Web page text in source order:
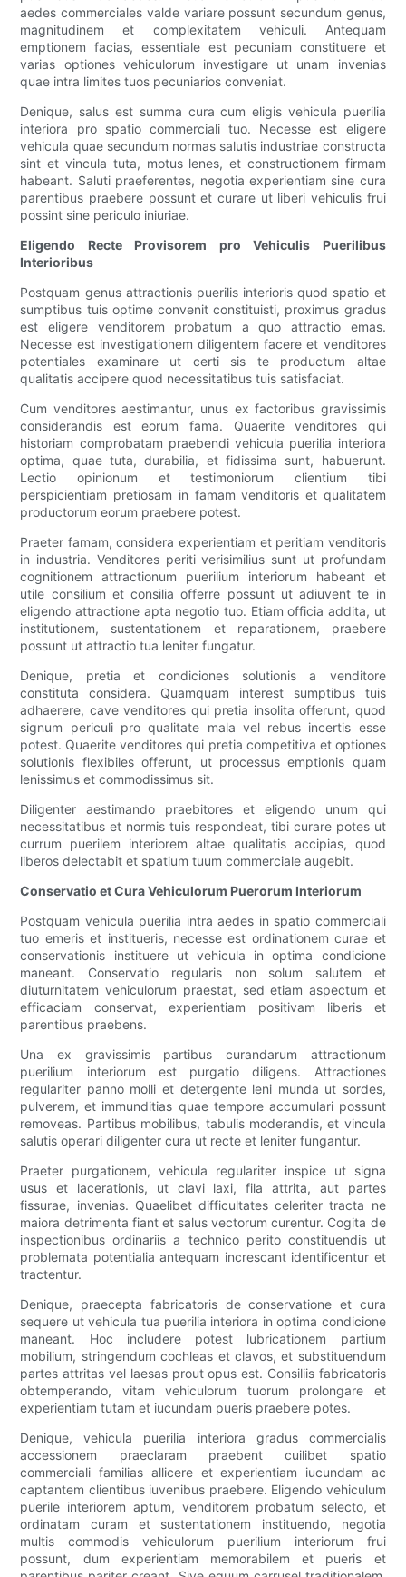
aedes commerciales valde variare possunt secundum genus,
magnitudinem et complexitatem vehiculi. Antequam
emptionem facias, essentiale est pecuniam constituere et
varias optiones vehiculorum investigare ut unam invenias
quae intra limites tuos pecuniarios conveniat.
Denique, salus est summa cura cum eligis vehicula puerilia
interiora pro spatio commerciali tuo. Necesse est eligere
vehicula quae secundum normas salutis industriae constructa
sint et vincula tuta, motus lenes, et constructionem firmam
habeant. Saluti praeferentes, negotia experientiam sine cura
parentibus praebere possunt et curare ut liberi vehiculis frui
possint sine periculo iniuriae.
Eligendo Recte Provisorem pro Vehiculis Puerilibus
Interioribus
Postquam genus attractionis puerilis interioris quod spatio et
sumptibus tuis optime convenit constituisti, proximus gradus
est eligere venditorem probatum a quo attractio emas.
Necesse est investigationem diligentem facere et venditores
potentiales examinare ut certi sis te productum altae
qualitatis accipere quod necessitatibus tuis satisfaciat.
Cum venditores aestimantur, unus ex factoribus gravissimis
considerandis est eorum fama. Quaerite venditores qui
historiam comprobatam praebendi vehicula puerilia interiora
optima, quae tuta, durabilia, et fidissima sunt, habuerunt.
Lectio opinionum et testimoniorum clientium tibi
perspicientiam pretiosam in famam venditoris et qualitatem
productorum eorum praebere potest.
Praeter famam, considera experientiam et peritiam venditoris
in industria. Venditores periti verisimilius sunt ut profundam
cognitionem attractionum puerilium interiorum habeant et
utile consilium et consilia offerre possunt ut adiuvent te in
eligendo attractione apta negotio tuo. Etiam officia addita, ut
institutionem, sustentationem et reparationem, praebere
possunt ut attractio tua leniter fungatur.
Denique, pretia et condiciones solutionis a venditore
constituta considera. Quamquam interest sumptibus tuis
adhaerere, cave venditores qui pretia insolita offerunt, quod
signum periculi pro qualitate mala vel rebus incertis esse
potest. Quaerite venditores qui pretia competitiva et optiones
solutionis flexibiles offerunt, ut processus emptionis quam
lenissimus et commodissimus sit.
Diligenter aestimando praebitores et eligendo unum qui
necessitatibus et normis tuis respondeat, tibi curare potes ut
currum puerilem interiorem altae qualitatis accipias, quod
liberos delectabit et spatium tuum commerciale augebit.
Conservatio et Cura Vehiculorum Puerorum Interiorum
Postquam vehicula puerilia intra aedes in spatio commerciali
tuo emeris et institueris, necesse est ordinationem curae et
conservationis instituere ut vehicula in optima condicione
maneant. Conservatio regularis non solum salutem et
diuturnitatem vehiculorum praestat, sed etiam aspectum et
efficaciam conservat, experientiam positivam liberis et
parentibus praebens.
Una ex gravissimis partibus curandarum attractionum
puerilium interiorum est purgatio diligens. Attractiones
regulariter panno molli et detergente leni munda ut sordes,
pulverem, et immunditias quae tempore accumulari possunt
removeas. Partibus mobilibus, tabulis moderandis, et vincula
salutis operari diligenter cura ut recte et leniter fungantur.
Praeter purgationem, vehicula regulariter inspice ut signa
usus et lacerationis, ut clavi laxi, fila attrita, aut partes
fissurae, invenias. Quaelibet difficultates celeriter tracta ne
maiora detrimenta fiant et salus vectorum curentur. Cogita de
inspectionibus ordinariis a technico perito constituendis ut
problemata potentialia antequam increscant identificentur et
tractentur.
Denique, praecepta fabricatoris de conservatione et cura
sequere ut vehicula tua puerilia interiora in optima condicione
maneant. Hoc includere potest lubricationem partium
mobilium, stringendum cochleas et clavos, et substituendum
partes attritas vel laesas prout opus est. Consiliis fabricatoris
obtemperando, vitam vehiculorum tuorum prolongare et
experientiam tutam et iucundam pueris praebere potes.
Denique, vehicula puerilia interiora gradus commercialis
accessionem praeclaram praebent cuilibet spatio
commerciali familias allicere et experientiam iucundam ac
captantem clientibus iuvenibus praebere. Eligendo vehiculum
puerile interiorem aptum, venditorem probatum selecto, et
ordinatam curam et sustentationem instituendo, negotia
multis commodis vehiculorum puerilium interiorum frui
possunt, dum experientiam memorabilem et pueris et